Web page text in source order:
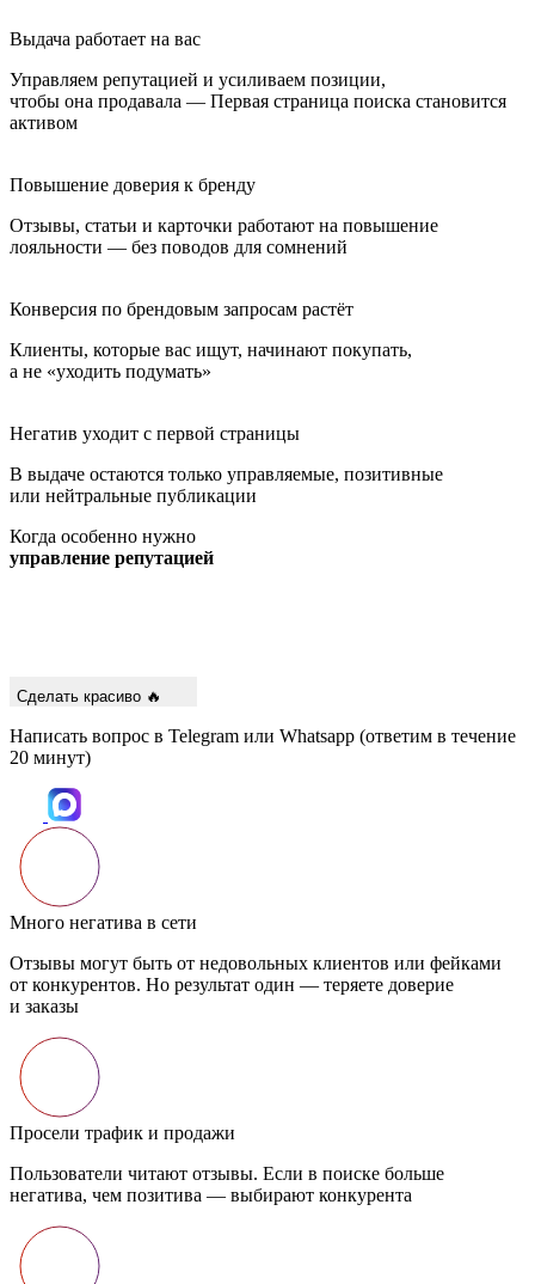
Выдача работает на вас
Управляем репутацией и усиливаем позиции,
чтобы она продавала — Первая страница поиска становится
активом
Повышение доверия к бренду
Отзывы, статьи и карточки работают на повышение
лояльности — без поводов для сомнений
Конверсия по брендовым запросам растёт
Клиенты, которые вас ищут, начинают покупать,
а не «уходить подумать»
Негатив уходит с первой страницы
В выдаче остаются только управляемые, позитивные
или нейтральные публикации
Когда особенно нужно
управление репутацией
Сделать красиво 🔥
Написать вопрос в Telegram или Whatsapp (ответим в течение
20 минут)
Много негатива в сети
Отзывы могут быть от недовольных клиентов или фейками
от конкурентов. Но результат один — теряете доверие
и заказы
Просели трафик и продажи
Пользователи читают отзывы. Если в поиске больше
негатива, чем позитива — выбирают конкурента